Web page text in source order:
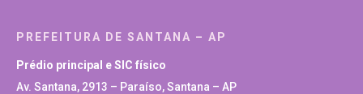
PREFEITURA DE SANTANA – AP
Prédio principal e SIC físico
Av. Santana, 2913 – Paraíso, Santana – AP